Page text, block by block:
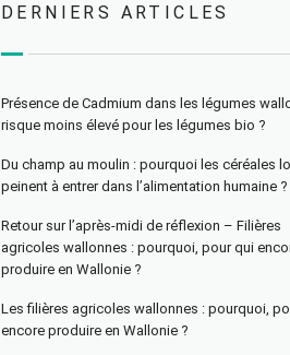
DERNIERS ARTICLES
Présence de Cadmium dans les légumes
risque moins élevé pour les légumes bio ?
Du champ au moulin : pourquoi les céréales
peinent à entrer dans l’alimentation humaine ?
Retour sur l’après-midi de réflexion – Filières
agricoles wallonnes : pourquoi, pour qui
produire en Wallonie ?
Les filières agricoles wallonnes : pourquoi,
encore produire en Wallonie ?